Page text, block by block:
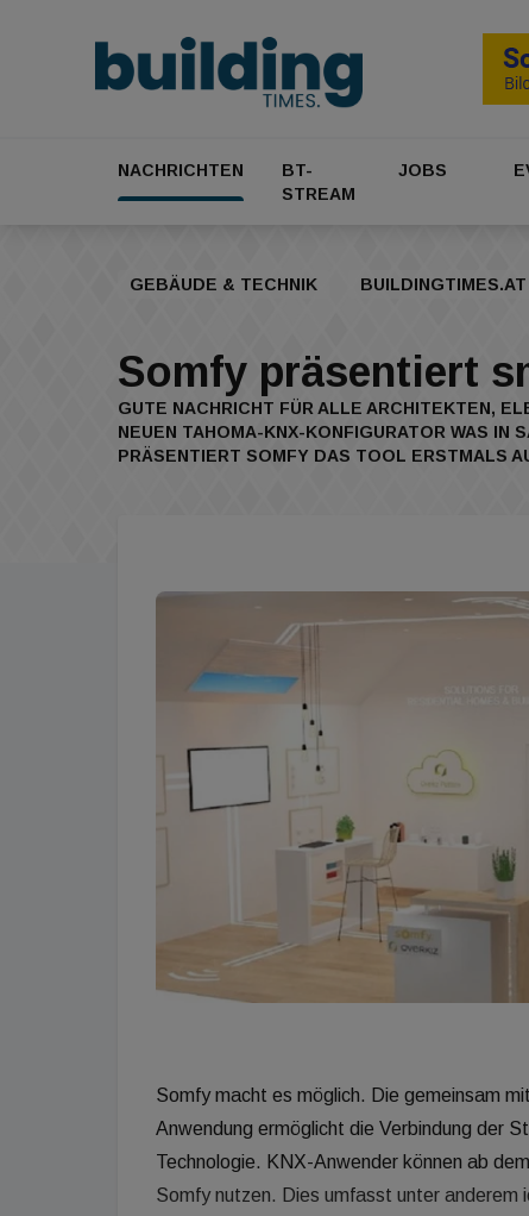
NACHRICHTEN
BT-
STREAM
JOBS
GEBÄUDE & TECHNIK BUILDINGTIMES.AT
Somfy präsentiert
GUTE NACHRICHT FÜR ALLE ARCHITEKTEN,
NEUEN TAHOMA-KNX-KONFIGURATOR WAS IN
PRÄSENTIERT SOMFY DAS TOOL ERSTMALS
Somfy macht es möglich. Die gemeinsam
Anwendung ermöglicht die Verbindung der
Technologie. KNX-Anwender können ab
Somfy nutzen. Dies umfasst unter